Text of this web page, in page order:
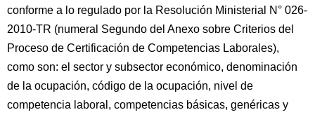
conforme a lo regulado por la Resolución Ministerial N° 026-
2010-TR (numeral Segundo del Anexo sobre Criterios del
Proceso de Certificación de Competencias Laborales),
como son: el sector y subsector económico, denominación
de la ocupación, código de la ocupación, nivel de
competencia laboral, competencias básicas, genéricas y